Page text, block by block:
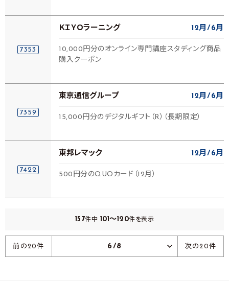
7353
ＫＩＹＯラーニング 12月 6月
10,000円分のオンライン専門講座スタディング商品
購入クーポン
7359
東京通信グループ 12月 6月
15,000円分のデジタルギフト（R）（長期限定）
7422
東邦レマック 12月 6月
500円分のQUOカード（12月）
157件中 101～120件を表示
前の20件 6/8 次の20件